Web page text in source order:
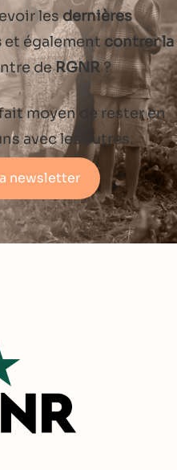
lesdernières
et également contrer la
deRGNR?
moyen de rester en
avec les autres.
newsletter